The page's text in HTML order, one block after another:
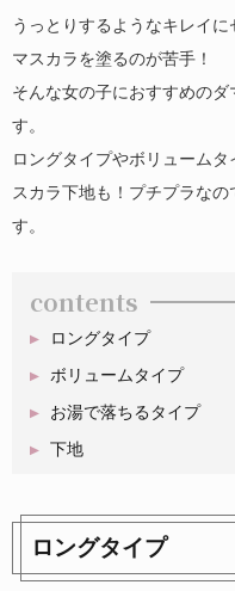
うっとりするようなキレイ
マスカラを塗るのが苦手！
そんな女の子におすすめの
す。
ロングタイプやボリューム
スカラ下地も！プチプラな
す。
contents
ロングタイプ
ボリュームタイプ
お湯で落ちるタイプ
下地
ロングタイプ